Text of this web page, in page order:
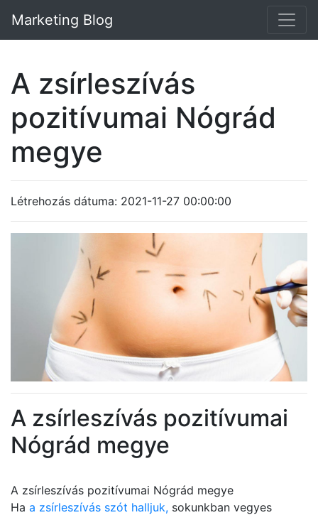
Marketing Blog
A zsírleszívás
pozitívumai Nógrád
megye
Létrehozás dátuma: 2021-11-27 00:00:00
A zsírleszívás pozitívumai
Nógrád megye
A zsírleszívás pozitívumai Nógrád megye
Ha a zsírleszívás szót halljuk, sokunkban vegyes